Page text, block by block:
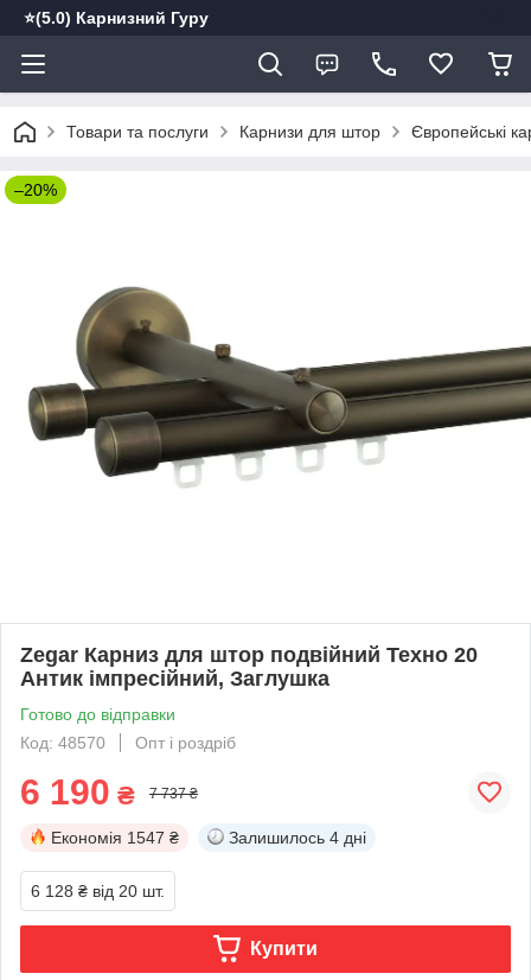
⭐️(5.0) Карнизний Гуру
Товари та послуги Карнизи для штор Європейські
–20%
Zegar Карниз для штор подвійний Техно 20
Антик імпресійний, Заглушка
Готово до відправки
Код: 48570
Опт і роздріб
6 190 ₴ 7 737 ₴
Економія 1547 ₴ Залишилось 4 дні
6 128 ₴ від 20 шт.
Купити